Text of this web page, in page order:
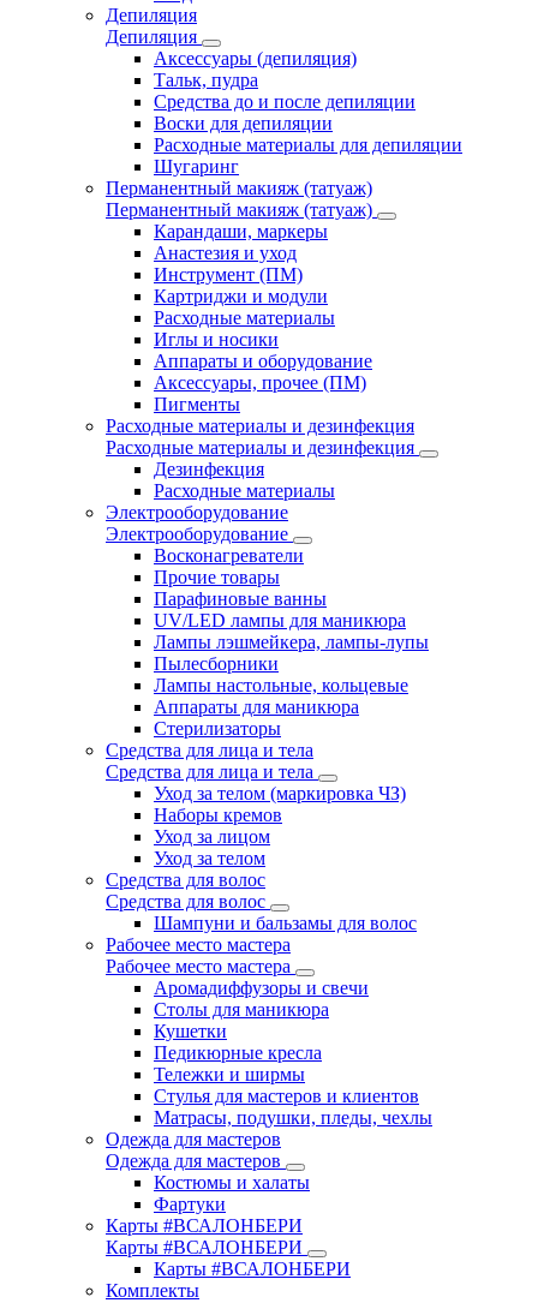
Депиляция
Депиляция
Аксессуары (депиляция)
Тальк, пудра
Средства до и после депиляции
Воски для депиляции
Расходные материалы для депиляции
Шугаринг
Перманентный макияж (татуаж)
Перманентный макияж (татуаж)
Карандаши, маркеры
Анастезия и уход
Инструмент (ПМ)
Картриджи и модули
Расходные материалы
Иглы и носики
Аппараты и оборудование
Аксессуары, прочее (ПМ)
Пигменты
Расходные материалы и дезинфекция
Расходные материалы и дезинфекция
Дезинфекция
Расходные материалы
Электрооборудование
Электрооборудование
Восконагреватели
Прочие товары
Парафиновые ванны
UV/LED лампы для маникюра
Лампы лэшмейкера, лампы-лупы
Пылесборники
Лампы настольные, кольцевые
Аппараты для маникюра
Стерилизаторы
Средства для лица и тела
Средства для лица и тела
Уход за телом (маркировка ЧЗ)
Наборы кремов
Уход за лицом
Уход за телом
Средства для волос
Средства для волос
Шампуни и бальзамы для волос
Рабочее место мастера
Рабочее место мастера
Аромадиффузоры и свечи
Столы для маникюра
Кушетки
Педикюрные кресла
Тележки и ширмы
Стулья для мастеров и клиентов
Матрасы, подушки, пледы, чехлы
Одежда для мастеров
Одежда для мастеров
Костюмы и халаты
Фартуки
Карты #ВСАЛОНБЕРИ
Карты #ВСАЛОНБЕРИ
Карты #ВСАЛОНБЕРИ
Комплекты